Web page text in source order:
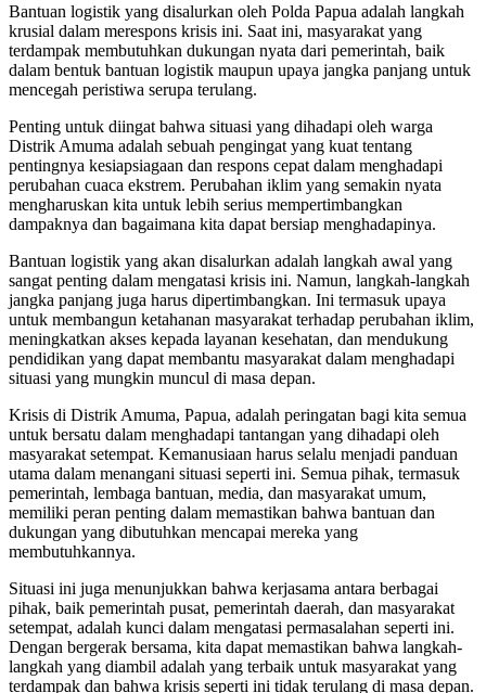
Bantuan logistik yang disalurkan oleh Polda Papua adalah langkah
krusial dalam merespons krisis ini. Saat ini, masyarakat yang
terdampak membutuhkan dukungan nyata dari pemerintah, baik
dalam bentuk bantuan logistik maupun upaya jangka panjang untuk
mencegah peristiwa serupa terulang.
Penting untuk diingat bahwa situasi yang dihadapi oleh warga
Distrik Amuma adalah sebuah pengingat yang kuat tentang
pentingnya kesiapsiagaan dan respons cepat dalam menghadapi
perubahan cuaca ekstrem. Perubahan iklim yang semakin nyata
mengharuskan kita untuk lebih serius mempertimbangkan
dampaknya dan bagaimana kita dapat bersiap menghadapinya.
Bantuan logistik yang akan disalurkan adalah langkah awal yang
sangat penting dalam mengatasi krisis ini. Namun, langkah-langkah
jangka panjang juga harus dipertimbangkan. Ini termasuk upaya
untuk membangun ketahanan masyarakat terhadap perubahan iklim,
meningkatkan akses kepada layanan kesehatan, dan mendukung
pendidikan yang dapat membantu masyarakat dalam menghadapi
situasi yang mungkin muncul di masa depan.
Krisis di Distrik Amuma, Papua, adalah peringatan bagi kita semua
untuk bersatu dalam menghadapi tantangan yang dihadapi oleh
masyarakat setempat. Kemanusiaan harus selalu menjadi panduan
utama dalam menangani situasi seperti ini. Semua pihak, termasuk
pemerintah, lembaga bantuan, media, dan masyarakat umum,
memiliki peran penting dalam memastikan bahwa bantuan dan
dukungan yang dibutuhkan mencapai mereka yang
membutuhkannya.
Situasi ini juga menunjukkan bahwa kerjasama antara berbagai
pihak, baik pemerintah pusat, pemerintah daerah, dan masyarakat
setempat, adalah kunci dalam mengatasi permasalahan seperti ini.
Dengan bergerak bersama, kita dapat memastikan bahwa langkah-
langkah yang diambil adalah yang terbaik untuk masyarakat yang
terdampak dan bahwa krisis seperti ini tidak terulang di masa depan.